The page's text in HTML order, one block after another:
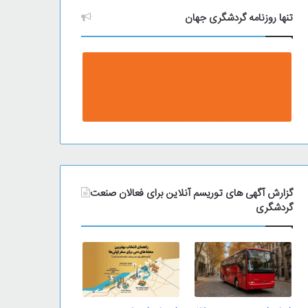
تنها روزنامه گردشگری جهان
گزارش آگهی های توریسم آنلاین برای فعالان صنعت
گردشگری